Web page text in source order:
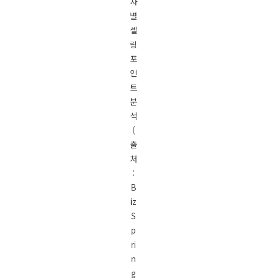
별
셀
링
포
인
트
분
석
(
출
처
:
B
iz
S
p
ri
n
g